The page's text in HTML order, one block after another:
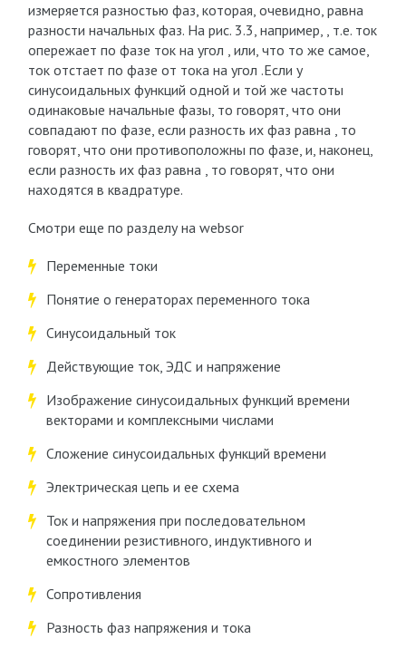
измеряется разностью фаз, которая, очевидно, равна
разности начальных фаз. На рис. 3.3, например, , т.е. ток
опережает по фазе ток на угол , или, что то же самое,
ток отстает по фазе от тока на угол .Если у
синусоидальных функций одной и той же частоты
одинаковые начальные фазы, то говорят, что они
совпадают по фазе, если разность их фаз равна , то
говорят, что они противоположны по фазе, и, наконец,
если разность их фаз равна , то говорят, что они
находятся в квадратуре.
Смотри еще по разделу на websor
Переменные токи
Понятие о генераторах переменного тока
Синусоидальный ток
Действующие ток, ЭДС и напряжение
Изображение синусоидальных функций времени
векторами и комплексными числами
Сложение синусоидальных функций времени
Электрическая цепь и ее схема
Ток и напряжения при последовательном
соединении резистивного, индуктивного и
емкостного элементов
Сопротивления
Разность фаз напряжения и тока